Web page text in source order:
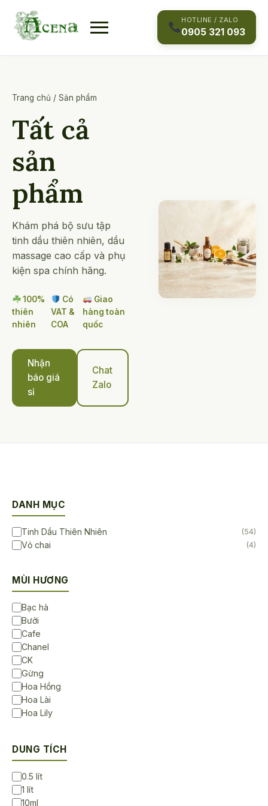
content
HOTLINE / ZALO
0905 321 093
Trang chủ / Sản phẩm
Tất cả
sản
phẩm
Khám phá bộ sưu tập
tinh dầu thiên nhiên, dầu
massage cao cấp và phụ
kiện spa chính hãng.
100%
thiên
nhiên
Có
VAT &
COA
Giao
hàng toàn
quốc
Nhận
báo giá
sỉ
Chat
Zalo
DANH MỤC
Tinh Dầu Thiên Nhiên (54)
Vỏ chai (4)
MÙI HƯƠNG
Bạc hà
Bưởi
Cafe
Chanel
CK
Gừng
Hoa Hồng
Hoa Lài
Hoa Lily
Không Mùi
Ngọc lan tây
Sả chanh
DUNG TÍCH
0.5 lít
1 lít
10ml